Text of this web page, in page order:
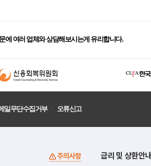
에 여러 업체와 상담해보시는게 유리합니다.
일무단수집거부 오류신고
주의사항 금리 및 상환안내